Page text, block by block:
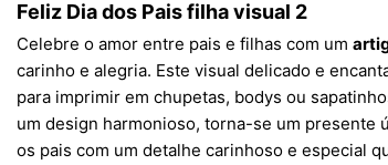
Feliz Dia dos Pais filha visual 2
Celebre o amor entre pais e filhas com um
carinho e alegria. Este visual delicado e
para imprimir em chupetas, bodys ou
um design harmonioso, torna-se um presente
os pais com um detalhe carinhoso e especial